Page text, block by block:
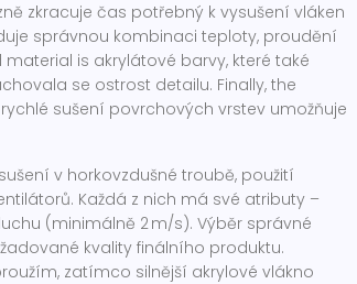
zkracuje čas potřebný k vysušení vláken
správnou kombinaci teploty, proudění
material is akrylátové barvy, které také
se ostrost detailu. Finally, the
sušení povrchových vrstev umožňuje
v horkovzdušné troubě, použití
Každá z nich má své atributy –
(minimálně 2 m/s). Výběr správné
kvality finálního produktu.
zatímco silnější akrylové vlákno